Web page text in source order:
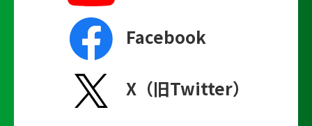
Facebook
X（旧Twitter）